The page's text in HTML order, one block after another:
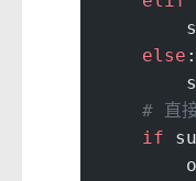
    else
:
# 直
    if